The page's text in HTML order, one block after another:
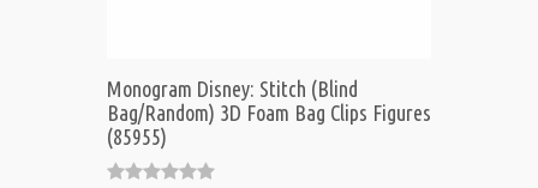
Monogram Disney: Stitch (Blind
Bag/Random) 3D Foam Bag Clips Figures
(85955)